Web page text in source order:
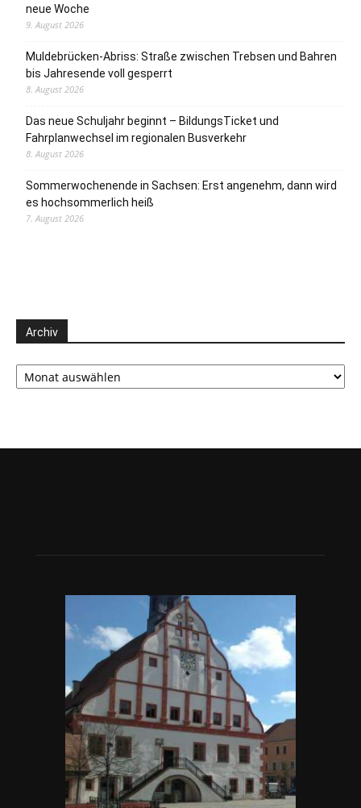
neue Woche
9. August 2026
Muldebrücken-Abriss: Straße zwischen Trebsen und Bahren
bis Jahresende voll gesperrt
8. August 2026
Das neue Schuljahr beginnt – BildungsTicket und
Fahrplanwechsel im regionalen Busverkehr
8. August 2026
Sommerwochenende in Sachsen: Erst angenehm, dann wird
es hochsommerlich heiß
7. August 2026
Archiv
Archiv